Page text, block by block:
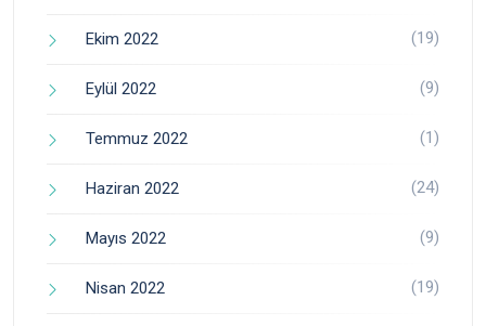
Ekim 2022 (19)
Eylül 2022 (9)
Temmuz 2022 (1)
Haziran 2022 (24)
Mayıs 2022 (9)
Nisan 2022 (19)